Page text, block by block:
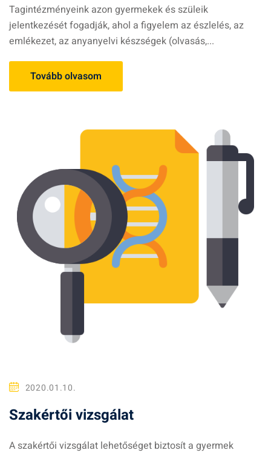
Tagintézményeink azon gyermekek és szüleik
jelentkezését fogadják, ahol a figyelem az észlelés, az
emlékezet, az anyanyelvi készségek (olvasás,...
Tovább olvasom
2020.01.10.
Szakértői vizsgálat
A szakértői vizsgálat lehetőséget biztosít a gyermek